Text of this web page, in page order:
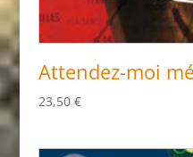
Attendez-moi
23,50 €